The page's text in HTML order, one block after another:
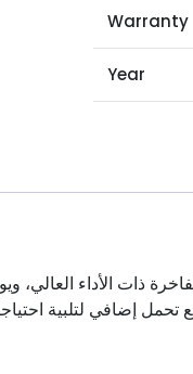
Warranty
Year
ذات الأداء العالي،
تحمل إضافي لتلبية